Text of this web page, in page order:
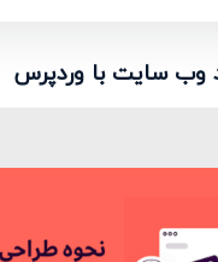
وب سایت با وردپرس